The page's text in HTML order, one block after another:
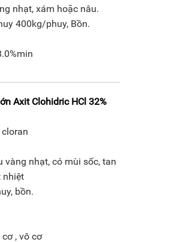
nhạt, xám hoặc nâu.
400kg/phuy, Bồn.
Axit Clohidric HCl 32%
vàng nhạt, có mùi sốc, tan
nhiệt
bồn.
, vô cơ